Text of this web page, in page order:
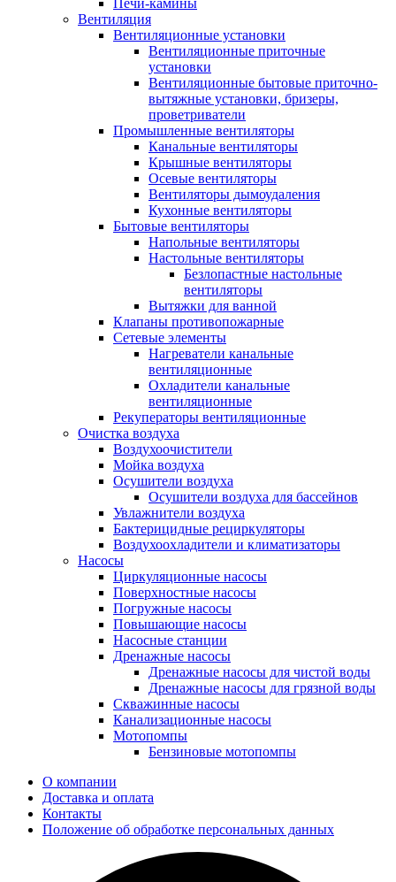
Вентиляция
Вентиляционные установки
Вентиляционные приточные
установки
Вентиляционные бытовые приточно-
вытяжные установки, бризеры,
проветриватели
Промышленные вентиляторы
Канальные вентиляторы
Крышные вентиляторы
Осевые вентиляторы
Вентиляторы дымоудаления
Кухонные вентиляторы
Бытовые вентиляторы
Напольные вентиляторы
Настольные вентиляторы
Безлопастные настольные
вентиляторы
Вытяжки для ванной
Клапаны противопожарные
Сетевые элементы
Нагреватели канальные
вентиляционные
Охладители канальные
вентиляционные
Рекуператоры вентиляционные
Очистка воздуха
Воздухоочистители
Мойка воздуха
Осушители воздуха
Осушители воздуха для бассейнов
Увлажнители воздуха
Бактерицидные рециркуляторы
Воздухоохладители и климатизаторы
Насосы
Циркуляционные насосы
Поверхностные насосы
Погружные насосы
Повышающие насосы
Насосные станции
Дренажные насосы
Дренажные насосы для чистой воды
Дренажные насосы для грязной воды
Скважинные насосы
Канализационные насосы
Мотопомпы
Бензиновые мотопомпы
О компании
Доставка и оплата
Контакты
Положение об обработке персональных данных